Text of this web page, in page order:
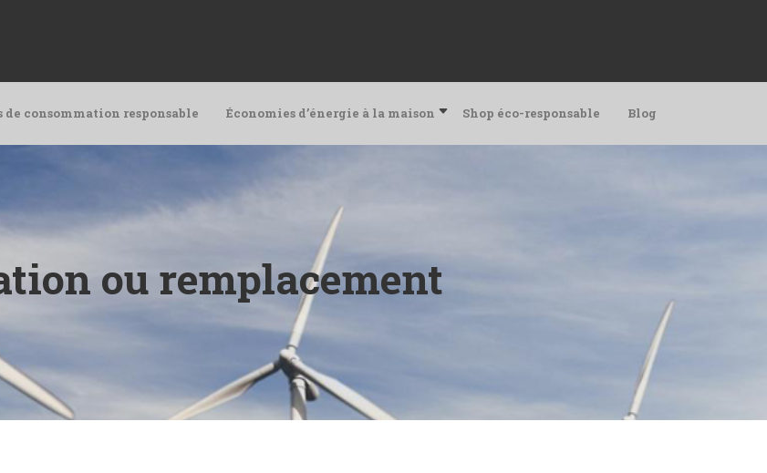
de consommation responsable Économies d’énergie à la maison Shop éco-responsable Blog
ou remplacement